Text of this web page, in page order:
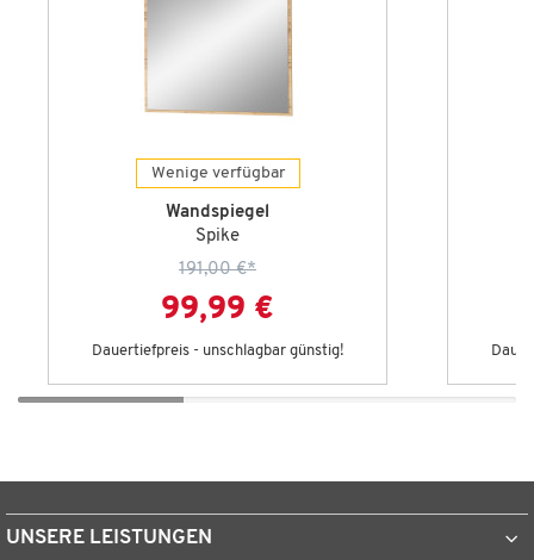
Wenige verfügbar
Wandspiegel
Spike
191,00 €*
99,99 €
Dauertiefpreis - unschlagbar günstig!
UNSERE LEISTUNGEN